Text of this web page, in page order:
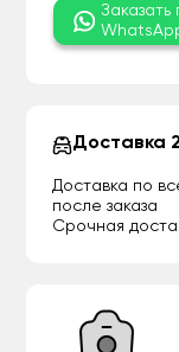
Заказать
Доставка
Доставка по
после заказа
Срочная